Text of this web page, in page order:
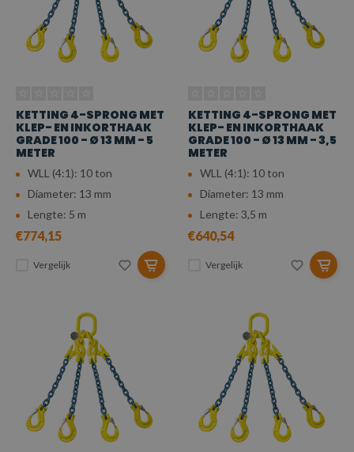
KETTING 4-SPRONG MET
KLEP- EN INKORTHAAK
GRADE 100 - Ø 13 MM - 5
METER
WLL (4:1): 10 ton
Diameter: 13 mm
Lengte: 5 m
€774,15
Vergelijk
KETTING 4-SPRONG MET
KLEP- EN INKORTHAAK
GRADE 100 - Ø 13 MM - 3,5
METER
WLL (4:1): 10 ton
Diameter: 13 mm
Lengte: 3,5 m
€640,54
Vergelijk